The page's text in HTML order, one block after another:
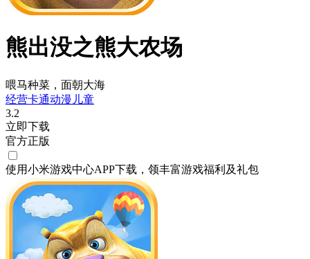
熊出没之熊大农场
喂马种菜，面朝大海
经营卡通动漫 儿童
3.2
立即下载
官方正版
使用小米游戏中心APP下载 ，领丰富游戏福利 及礼包